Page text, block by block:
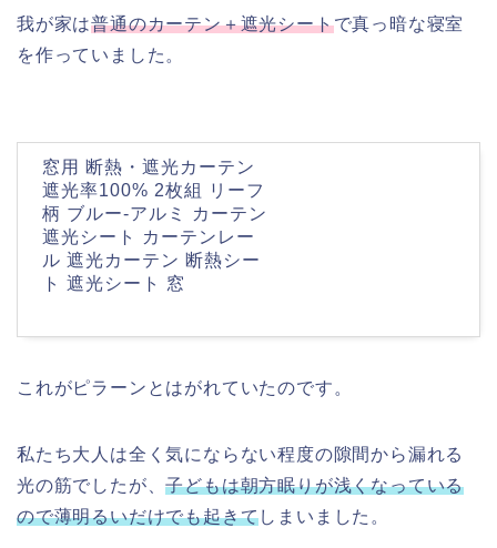
我が家は普通のカーテン＋遮光シートで真っ暗な寝室
を作っていました。
窓用 断熱・遮光カーテン
遮光率100% 2枚組 リーフ
柄 ブルー‐アルミ カーテン
遮光シート カーテンレー
ル 遮光カーテン 断熱シー
ト 遮光シート 窓
これがピラーンとはがれていたのです。
私たち大人は全く気にならない程度の隙間から漏れる
光の筋でしたが、子どもは朝方眠りが浅くなっている
ので薄明るいだけでも起きてしまいました。